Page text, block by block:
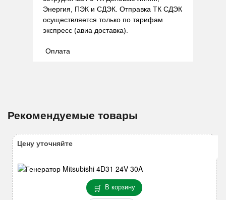
Энергия, ПЭК и СДЭК. Отправка ТК СДЭК
осуществляется только по тарифам
экспресс (авиа доставка).
Оплата
Рекомендуемые товары
В корзину
Цену уточняйте